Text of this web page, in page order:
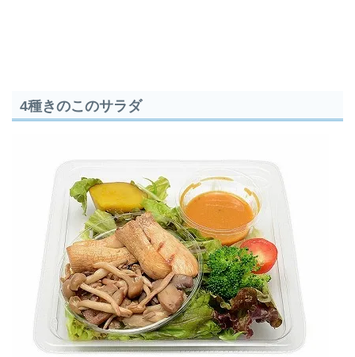
4種きのこのサラダ